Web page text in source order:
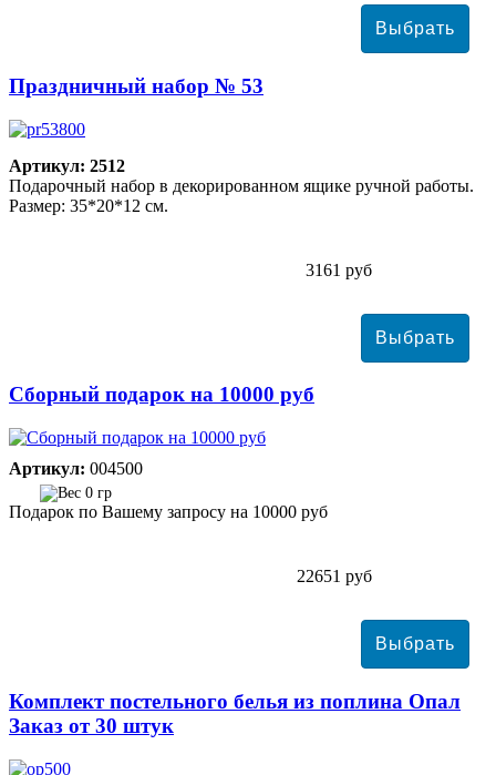
Праздничный набор № 53
Артикул: 2512
Подарочный набор в декорированном ящике ручной работы.
Размер: 35*20*12 см.
3161 руб
Сборный подарок на 10000 руб
Артикул: 004500
0 гр
Подарок по Вашему запросу на 10000 руб
22651 руб
Комплект постельного белья из поплина Опал
Заказ от 30 штук